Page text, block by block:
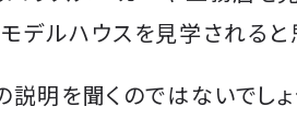
デルハウスを見学されると
説明を聞くのではないでしょ